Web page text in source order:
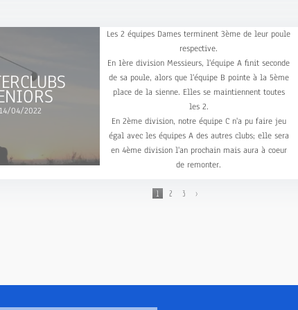
04/2022
Les 2 équipes Dames terminent 3ème de leur poule
respective.
En 1ère division Messieurs, l'équipe A finit seconde
de sa poule, alors que l'équipe B pointe à la 5ème
place de la sienne. Elles se maintiennent toutes
les 2.
En 2ème division, notre équipe C n'a pu faire jeu
égal avec les équipes A des autres clubs; elle sera
en 4ème division l'an prochain mais aura à coeur
de remonter.
1 2 3 >